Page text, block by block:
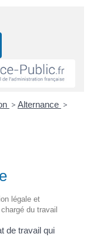
> Alternance >
légale et
du travail
de travail qui